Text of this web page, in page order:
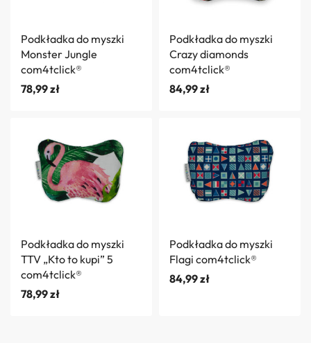
Podkładka do myszki
Monster Jungle
com4tclick®
78,99zł
Podkładka do myszki
Crazy diamonds
com4tclick®
84,99zł
Podkładka do myszki
TTV „Kto to kupi” 5
com4tclick®
78,99zł
Podkładka do myszki
Flagi com4tclick®
84,99zł